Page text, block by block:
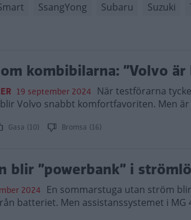
SsangYong Subaru Suzuki
kombibilarna: ”Volvo är
19 september 2024 När testförarna
Volvo snabbt komfortfavoriten. Men
Gasa (10) Bromsa (16)
blir ”powerbank” i
2024 En sommarstuga utan ström
batteriet. Men assistanssystemet i